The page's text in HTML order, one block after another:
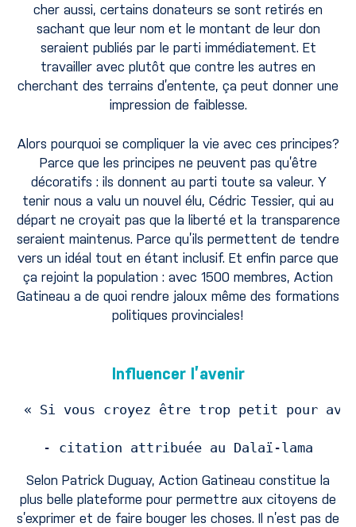
cher aussi, certains donateurs se sont retirés en
sachant que leur nom et le montant de leur don
seraient publiés par le parti immédiatement. Et
travailler avec plutôt que contre les autres en
cherchant des terrains d’entente, ça peut donner une
impression de faiblesse.
Alors pourquoi se compliquer la vie avec ces principes?
Parce que les principes ne peuvent pas qu’être
décoratifs : ils donnent au parti toute sa valeur. Y
tenir nous a valu un nouvel élu, Cédric Tessier, qui au
départ ne croyait pas que la liberté et la transparence
seraient maintenus. Parce qu’ils permettent de tendre
vers un idéal tout en étant inclusif. Et enfin parce que
ça rejoint la population : avec 1500 membres, Action
Gatineau a de quoi rendre jaloux même des formations
politiques provinciales!
Influencer l’avenir
« Si vous croyez être trop petit pour
- citation attribuée au Dalaï-lama
Selon Patrick Duguay, Action Gatineau constitue la
plus belle plateforme pour permettre aux citoyens de
s’exprimer et de faire bouger les choses. Il n’est pas de